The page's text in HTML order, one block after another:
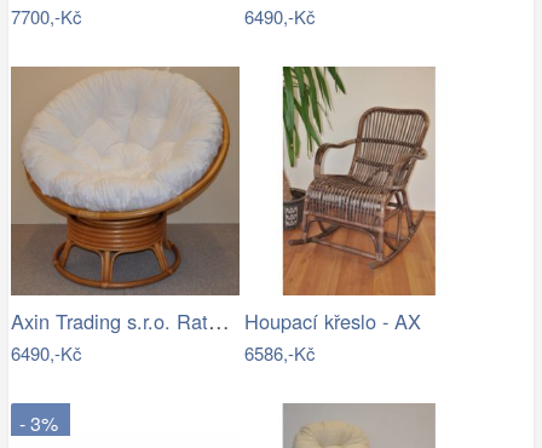
7700,-Kč 6490,-Kč
Axin Trading s.r.o. Ratanový papasan…
6490,-Kč
Houpací křeslo - AX
6586,-Kč
- 3%